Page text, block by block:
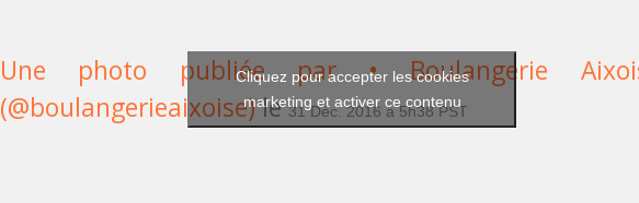
Une photo publiée par • Boulangerie
(@boulangerieaixoise)le31 Déc. 2016 à 5h38 PST
Cliquez pour accepter les cookies
marketing et activer ce contenu